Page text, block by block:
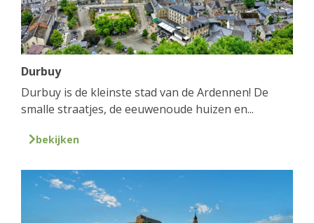
Durbuy
Durbuy is de kleinste stad van de Ardennen! De
smalle straatjes, de eeuwenoude huizen en...
bekijken